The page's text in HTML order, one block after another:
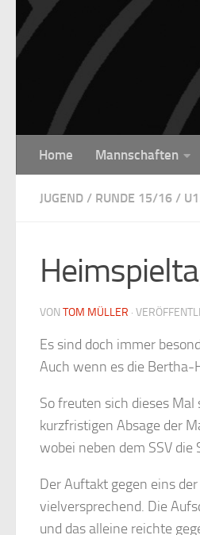
Unter dem Inhalt
Home Mannschaften
JUGEND / RUNDE 15/16 /
VON TOM MÜLLER ·
Es sind doch immer
Auch wenn es die
So freuten sich dieses
kurzfristigen Absage der
wobei neben dem SSV die
Der Auftakt gegen eins
vielversprechend. Die
und das alleine reichte